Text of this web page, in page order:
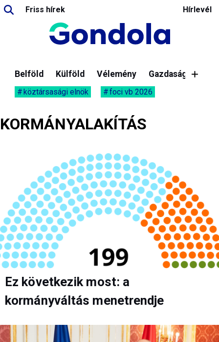
Friss hírek Hírlevél
Belföld Külföld Vélemény Gazdaság
köztársasági elnök foci vb 2026
KORMÁNYALAKÍTÁS
Ez következik most: a
kormányváltás menetrendje